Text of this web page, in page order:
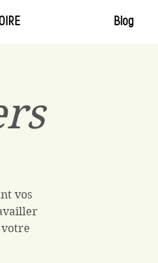
Blog
vos